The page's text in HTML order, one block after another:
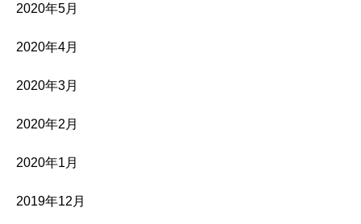
2020年5月
2020年4月
2020年3月
2020年2月
2020年1月
2019年12月